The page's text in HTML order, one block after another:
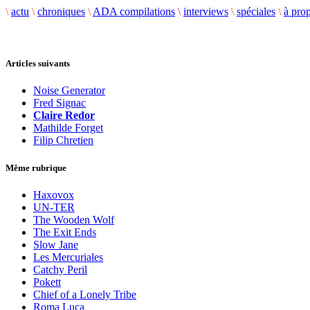
\ actu \ chroniques \ ADA compilations \ interviews \ spéciales \ à
Articles suivants
Noise Generator
Fred Signac
Claire Redor
Mathilde Forget
Filip Chretien
Même rubrique
Haxovox
UN-TER
The Wooden Wolf
The Exit Ends
Slow Jane
Les Mercuriales
Catchy Peril
Pokett
Chief of a Lonely Tribe
Roma Luca